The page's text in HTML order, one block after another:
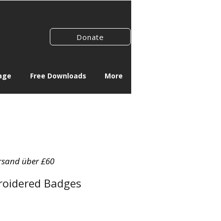
Donate
Free Downloads More
über £60
Badges